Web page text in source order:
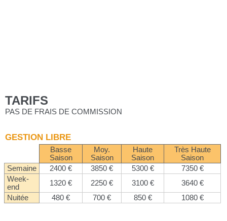
TARIFS
PAS DE FRAIS DE COMMISSION
GESTION LIBRE
Basse
Saison
Moy.
Saison
Haute
Saison
Très Haute
Saison
Semaine
2400 € 3850 € 5300 €
7350 €
Week-
end
1320 € 2250 € 3100 €
3640 €
Nuitée
480 € 700 € 850 € 1080 €